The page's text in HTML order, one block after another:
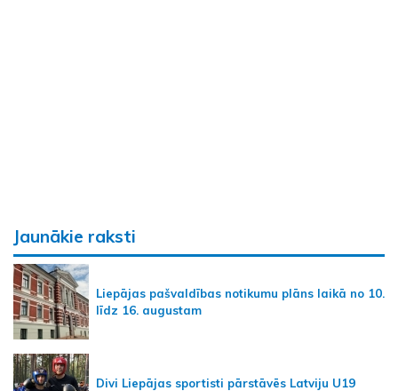
Jaunākie raksti
Liepājas pašvaldības notikumu plāns laikā no 10.
līdz 16. augustam
Divi Liepājas sportisti pārstāvēs Latviju U19